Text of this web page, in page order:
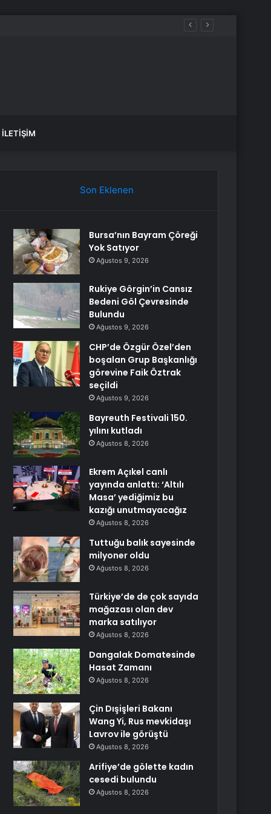
İLETIŞIM
Son Eklenen
Bursa’nın Bayram Çöreği
Yok Satıyor
Ağustos 9, 2026
Rukiye Görgin’in Cansız
Bedeni Göl Çevresinde
Bulundu
Ağustos 9, 2026
CHP’de Özgür Özel’den
boşalan Grup Başkanlığı
görevine Faik Öztrak
seçildi
Ağustos 9, 2026
Bayreuth Festivali 150.
yılını kutladı
Ağustos 8, 2026
Ekrem Açıkel canlı
yayında anlattı: ‘Altılı
Masa’ yediğimiz bu
kazığı unutmayacağız
Ağustos 8, 2026
Tuttuğu balık sayesinde
milyoner oldu
Ağustos 8, 2026
Türkiye’de de çok sayıda
mağazası olan dev
marka satılıyor
Ağustos 8, 2026
Dangalak Domatesinde
Hasat Zamanı
Ağustos 8, 2026
Çin Dışişleri Bakanı
Wang Yi, Rus mevkidaşı
Lavrov ile görüştü
Ağustos 8, 2026
Arifiye’de gölette kadın
cesedi bulundu
Ağustos 8, 2026